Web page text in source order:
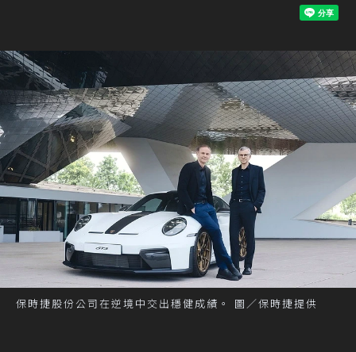
保時捷股份公司在逆境中交出穩健成績。 圖／保時捷提供